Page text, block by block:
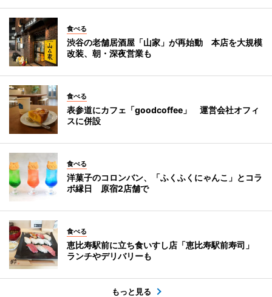
食べる
渋谷の老舗居酒屋「山家」が再始動 本店を大規模
改装、朝・深夜営業も
食べる
表参道にカフェ「goodcoffee」 運営会社オフィ
スに併設
食べる
洋菓子のコロンバン、「ふくふくにゃんこ」とコラ
ボ縁日 原宿2店舗で
食べる
恵比寿駅前に立ち食いすし店「恵比寿駅前寿司」
ランチやデリバリーも
もっと見る